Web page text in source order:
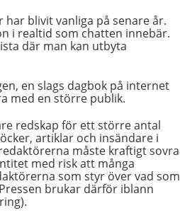
blivit vanliga på senare år.
i realtid som chatten innebär.
där man kan utbyta
en slags dagbok på internet
med en större publik.
redskap för ett större antal
artiklar och insändare i
måste kraftigt sovra
med risk att många
som styr över vad som
brukar därför iblann